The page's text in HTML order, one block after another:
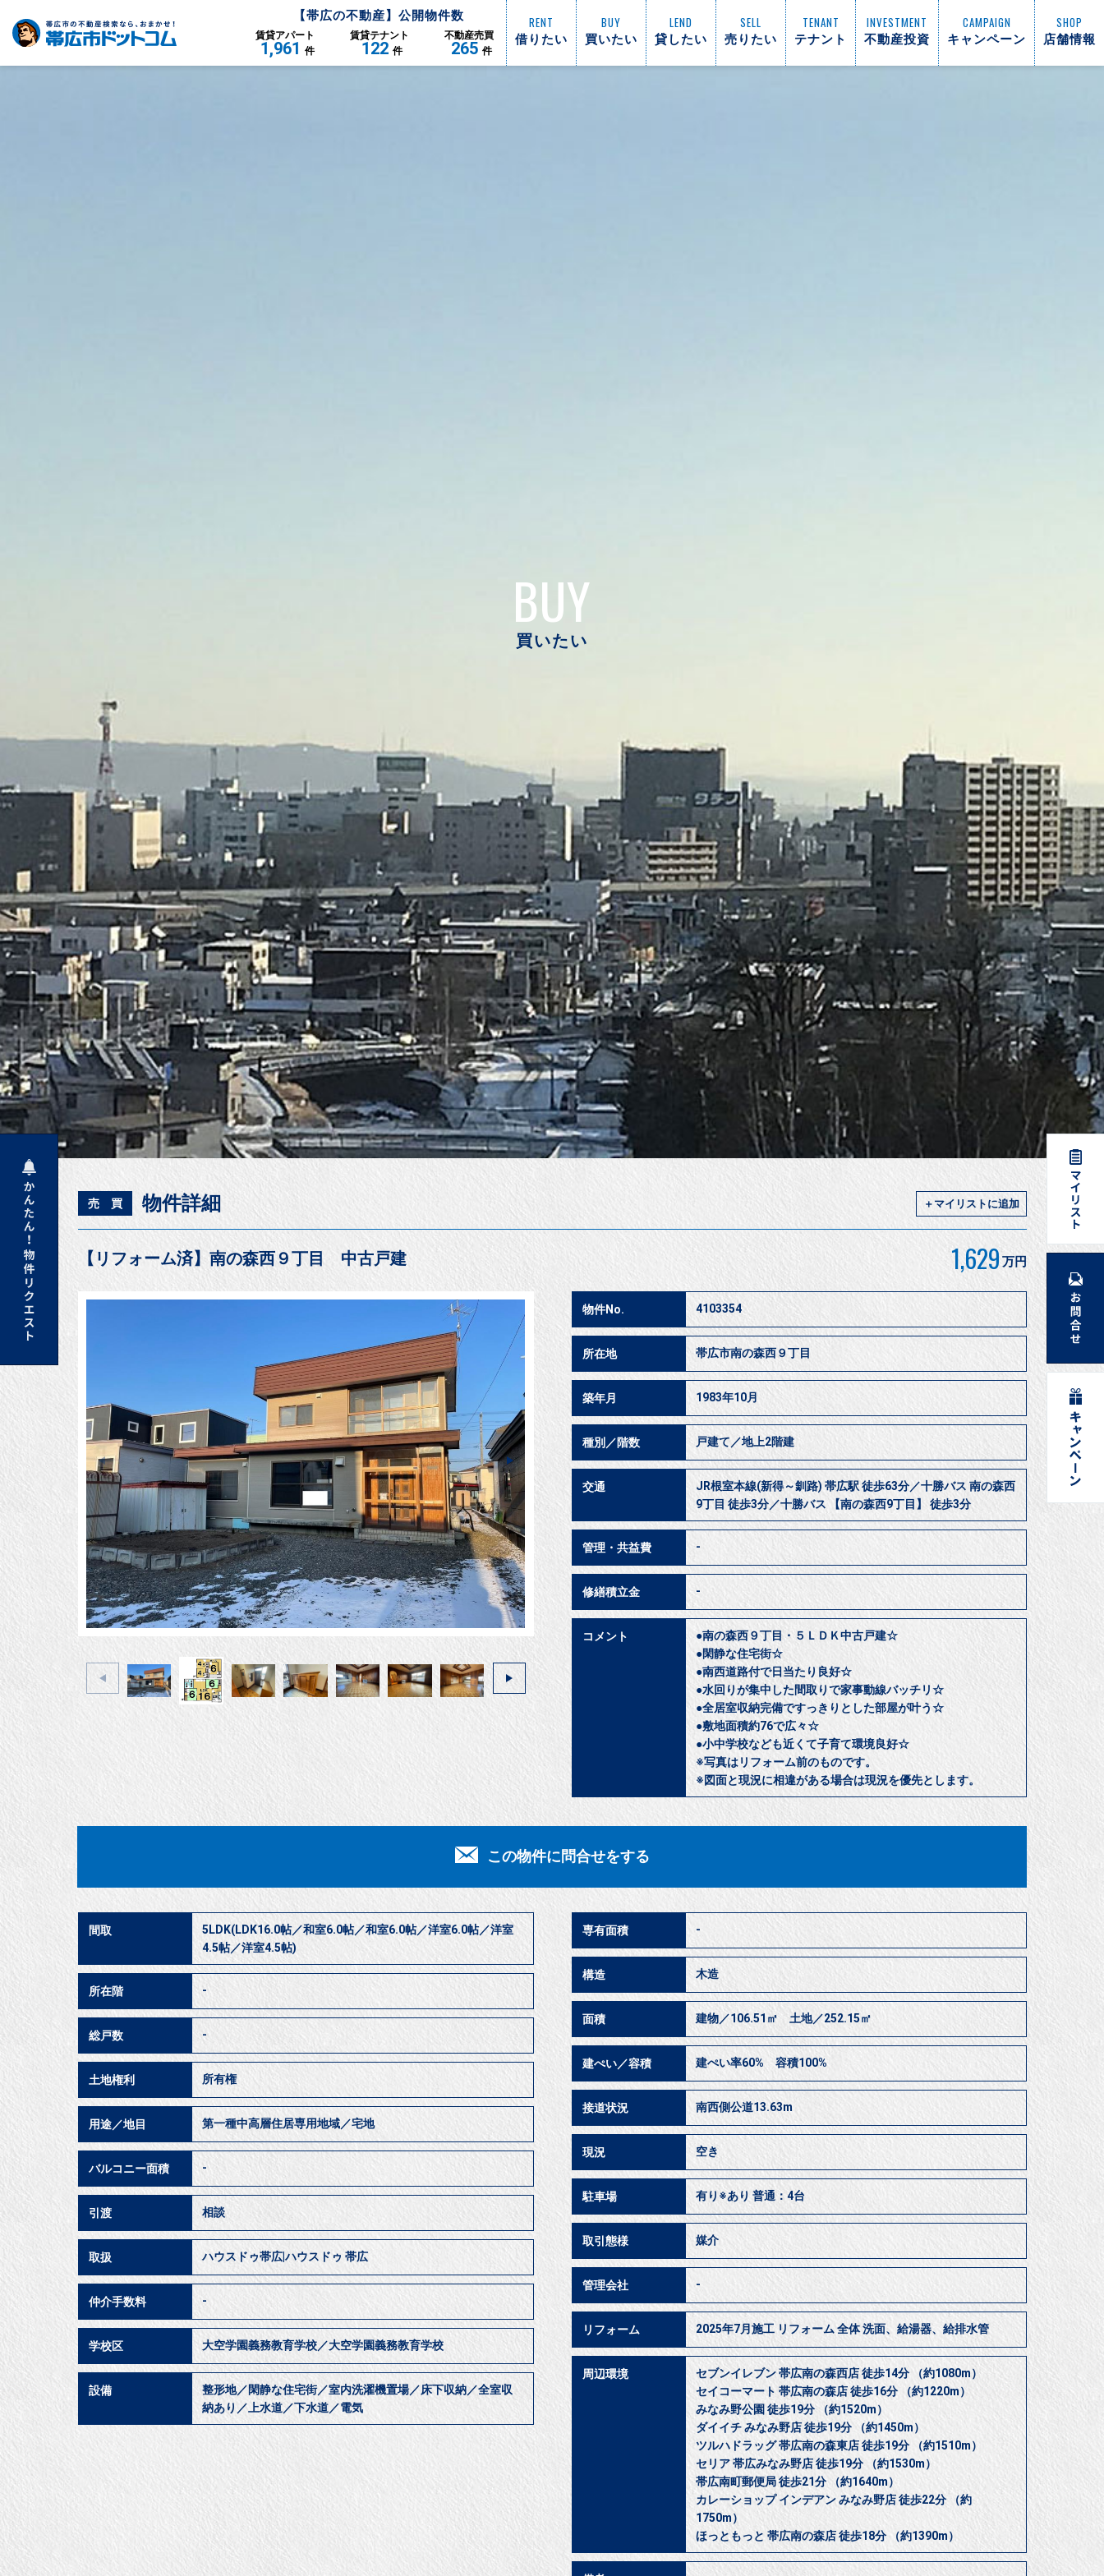
【帯広の不動産】公開物件数
賃貸アパート
1,961 件
賃貸テナント
122 件
不動産売買
265 件
RENT
借りたい
BUY
買いたい
LEND
貸したい
SELL
売りたい
TENANT
テナント
INVESTMENT
不動産投資
CAMPAIGN
キャンペーン
SHOP
店舗情報
BUY
買いたい
売 買 物件詳細 ＋マイリストに追加
【リフォーム済】南の森西９丁目 中古戸建 1,629 万円
物件No. 4103354
所在地 帯広市南の森西９丁目
築年月 1983年10月
種別／階数 戸建て／地上2階建
交通
JR根室本線(新得～釧路) 帯広駅 徒歩63分／十勝バス 南の森西
9丁目 徒歩3分／十勝バス 【南の森西9丁目】 徒歩3分
管理・共益費 -
修繕積立金 -
コメント
●南の森西９丁目・５ＬＤＫ中古戸建☆
●閑静な住宅街☆
●南西道路付で日当たり良好☆
●水回りが集中した間取りで家事動線バッチリ☆
●全居室収納完備ですっきりとした部屋が叶う☆
●敷地面積約76で広々☆
●小中学校なども近くて子育て環境良好☆
※写真はリフォーム前のものです。
※図面と現況に相違がある場合は現況を優先とします。
この物件に問合せをする
間取
5LDK(LDK16.0帖／和室6.0帖／和室6.0帖／洋室6.0帖／洋室
4.5帖／洋室4.5帖)
所在階 -
総戸数 -
土地権利 所有権
用途／地目 第一種中高層住居専用地域／宅地
バルコニー面積 -
引渡 相談
取扱 ハウスドゥ帯広|ハウスドゥ 帯広
仲介手数料 -
学校区 大空学園義務教育学校／大空学園義務教育学校
設備
整形地／閑静な住宅街／室内洗濯機置場／床下収納／全室収
納あり／上水道／下水道／電気
専有面積 -
構造 木造
面積 建物／106.51㎡ 土地／252.15㎡
建ぺい／容積 建ぺい率60% 容積100%
接道状況 南西側公道13.63m
現況 空き
駐車場 有り※あり 普通：4台
取引態様 媒介
管理会社 -
リフォーム 2025年7月施工 リフォーム 全体 洗面、給湯器、給排水管
周辺環境
セブンイレブン 帯広南の森西店 徒歩14分 （約1080m）
セイコーマート 帯広南の森店 徒歩16分 （約1220m）
みなみ野公園 徒歩19分 （約1520m）
ダイイチ みなみ野店 徒歩19分 （約1450m）
ツルハドラッグ 帯広南の森東店 徒歩19分 （約1510m）
セリア 帯広みなみ野店 徒歩19分 （約1530m）
帯広南町郵便局 徒歩21分 （約1640m）
カレーショップ インデアン みなみ野店 徒歩22分 （約
1750m）
ほっともっと 帯広南の森店 徒歩18分 （約1390m）